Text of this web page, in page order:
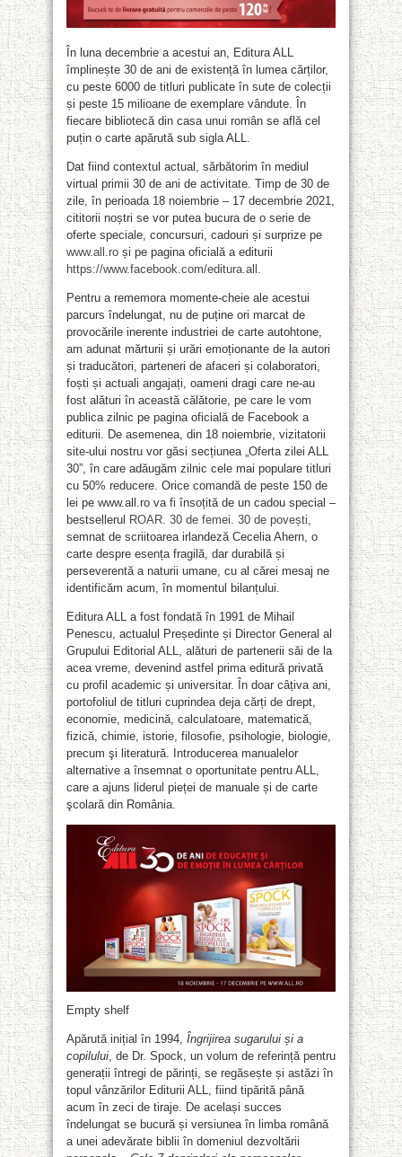
În luna decembrie a acestui an, Editura ALL
împlinește 30 de ani de existență în lumea cărților,
cu peste 6000 de titluri publicate în sute de colecții
și peste 15 milioane de exemplare vândute. În
fiecare bibliotecă din casa unui român se află cel
puțin o carte apărută sub sigla ALL.
Dat fiind contextul actual, sărbătorim în mediul
virtual primii 30 de ani de activitate. Timp de 30 de
zile, în perioada 18 noiembrie – 17 decembrie 2021,
cititorii noștri se vor putea bucura de o serie de
oferte speciale, concursuri, cadouri și surprize pe
www.all.ro și pe pagina oficială a editurii
https://www.facebook.com/editura.all .
Pentru a rememora momente-cheie ale acestui
parcurs îndelungat, nu de puține ori marcat de
provocările inerente industriei de carte autohtone,
am adunat mărturii și urări emoționante de la autori
și traducători, parteneri de afaceri și colaboratori,
foști și actuali angajați, oameni dragi care ne-au
fost alături în această călătorie, pe care le vom
publica zilnic pe pagina oficială de Facebook a
editurii. De asemenea, din 18 noiembrie, vizitatorii
site-ului nostru vor găsi secțiunea „Oferta zilei ALL
30”, în care adăugăm zilnic cele mai populare titluri
cu 50% reducere. Orice comandă de peste 150 de
lei pe www.all.ro va fi însoțită de un cadou special –
bestsellerul ROAR. 30 de femei. 30 de povești,
semnat de scriitoarea irlandeză Cecelia Ahern, o
carte despre esența fragilă, dar durabilă și
perseverentă a naturii umane, cu al cărei mesaj ne
identificăm acum, în momentul bilanțului.
Editura ALL a fost fondată în 1991 de Mihail
Penescu, actualul Președinte și Director General al
Grupului Editorial ALL, alături de partenerii săi de la
acea vreme, devenind astfel prima editură privată
cu profil academic și universitar. În doar câțiva ani,
portofoliul de titluri cuprindea deja cărți de drept,
economie, medicină, calculatoare, matematică,
fizică, chimie, istorie, filosofie, psihologie, biologie,
precum şi literatură. Introducerea manualelor
alternative a însemnat o oportunitate pentru ALL,
care a ajuns liderul pieței de manuale și de carte
şcolară din România.
Empty shelf
Apărută inițial în 1994, Îngrijirea sugarului și a
copilului, de Dr. Spock, un volum de referință pentru
generații întregi de părinți, se regăsește și astăzi în
topul vânzărilor Editurii ALL, fiind tipărită până
acum în zeci de tiraje. De același succes
îndelungat se bucură și versiunea în limba română
a unei adevărate biblii în domeniul dezvoltării